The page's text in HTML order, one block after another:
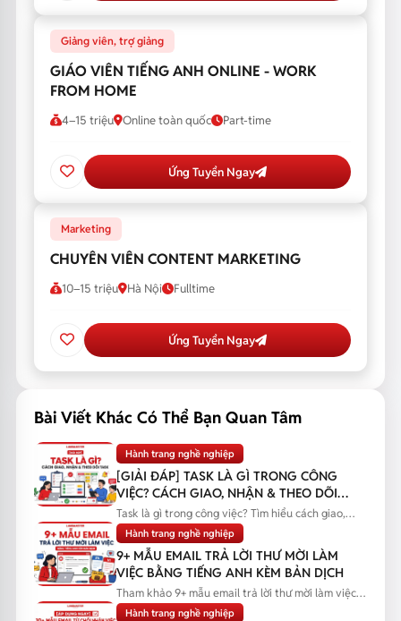
Giảng viên, trợ giảng
GIÁO VIÊN TIẾNG ANH ONLINE - WORK
FROM HOME
4–15 triệu Online toàn quốc Part-time
Ứng Tuyển Ngay
Marketing
CHUYÊN VIÊN CONTENT MARKETING
10–15 triệu Hà Nội Fulltime
Ứng Tuyển Ngay
Bài Viết Khác Có Thể Bạn Quan Tâm
Hành trang nghề nghiệp
[GIẢI ĐÁP] TASK LÀ GÌ TRONG CÔNG
VIỆC? CÁCH GIAO, NHẬN & THEO DÕI
TASK
Task là gì trong công việc? Tìm hiểu cách giao,
nhận và theo dõi task...
Hành trang nghề nghiệp
9+ MẪU EMAIL TRẢ LỜI THƯ MỜI LÀM
VIỆC BẰNG TIẾNG ANH KÈM BẢN DỊCH
Tham khảo 9+ mẫu email trả lời thư mời làm việc
bằng tiếng Anh kèm bản...
Hành trang nghề nghiệp